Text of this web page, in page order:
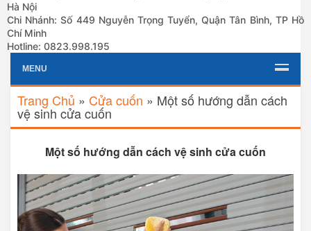
Hà Nội
Chi Nhánh: Số 449 Nguyễn Trọng Tuyển, Quận Tân Bình, TP Hồ
Chí Minh
Hotline: 0823.998.195
MENU
Trang Chủ » Cửa cuốn » Một số hướng dẫn cách
vệ sinh cửa cuốn
Một số hướng dẫn cách vệ sinh cửa cuốn